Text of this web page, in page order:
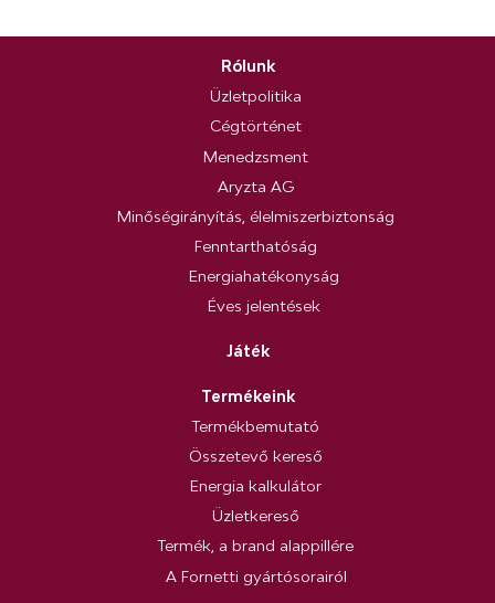
Rólunk
Üzletpolitika
Cégtörténet
Menedzsment
Aryzta AG
Minőségirányítás, élelmiszerbiztonság
Fenntarthatóság
Energiahatékonyság
Éves jelentések
Játék
Termékeink
Termékbemutató
Összetevő kereső
Energia kalkulátor
Üzletkereső
Termék, a brand alappillére
A Fornetti gyártósorairól